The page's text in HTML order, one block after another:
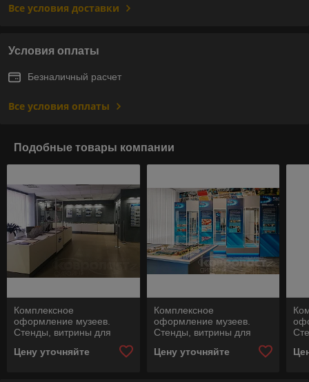
Все условия доставки
Условия оплаты
Безналичный расчет
Все условия оплаты
Подобные товары компании
Комплексное
оформление музеев.
Стенды, витрины для
кубков, экспозиционные
тумбы.
Цену уточняйте
Комплексное
оформление музеев.
Стенды, витрины для
кубков, экспозиционные
тумбы.
Цену уточняйте